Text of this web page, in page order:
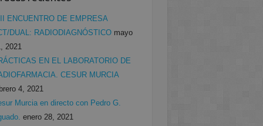
ENCUENTRO DE EMPRESA
DUAL: RADIODIAGNÓSTICO mayo
2021
EN EL LABORATORIO DE
CESUR MURCIA
4, 2021
Murcia en directo con Pedro G.
enero 28, 2021